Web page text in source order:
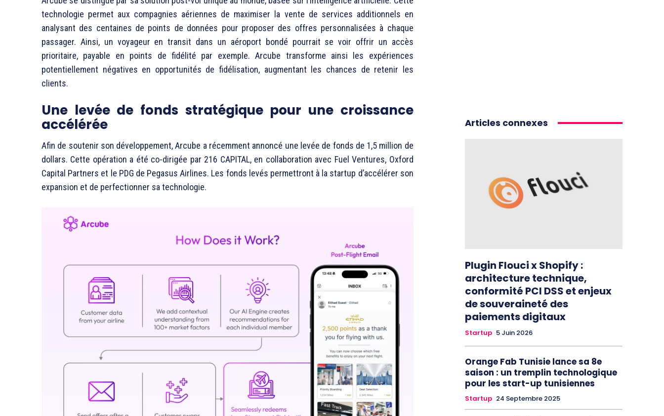
technologie permet aux compagnies aériennes de maximiser la vente de services additionnels en
analysant des centaines de points de données pour proposer des offres personnalisées à chaque
passager. Ainsi, un voyageur en transit dans un aéroport bondé pourrait se voir offrir un accès
prioritaire, payable en points de fidélité par exemple. Arcube transforme ainsi les expériences
potentiellement négatives en opportunités de fidélisation, augmentant les chances de retenir les
clients.
Une levée de fonds stratégique pour une croissance
accélérée
Afin de soutenir son développement, Arcube a récemment annoncé une levée de fonds de 1,5 million de
dollars. Cette opération a été co-dirigée par 216 CAPITAL, en collaboration avec Fuel Ventures, Oxford
Capital Partners et le PDG de Pegasus Airlines. Les fonds levés permettront à la startup d’accélérer son
expansion et de perfectionner sa technologie.
Articles connexes
Plugin Flouci x Shopify :
architecture technique,
conformité PCI DSS et enjeux
de souveraineté des
paiements digitaux
Startup 5 Juin 2026
Orange Fab Tunisie lance sa 8e
saison : un tremplin technologique
pour les start-up tunisiennes
Startup 24 Septembre 2025